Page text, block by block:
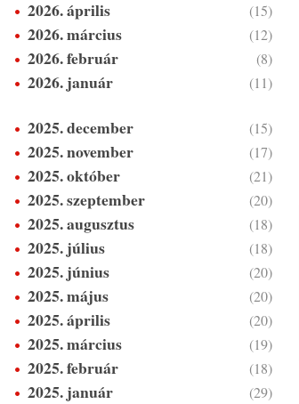
2026. április (15)
2026. március (12)
2026. február (8)
2026. január (11)
2025. december (15)
2025. november (17)
2025. október (21)
2025. szeptember (20)
2025. augusztus (18)
2025. július (18)
2025. június (20)
2025. május (20)
2025. április (20)
2025. március (19)
2025. február (18)
2025. január (29)